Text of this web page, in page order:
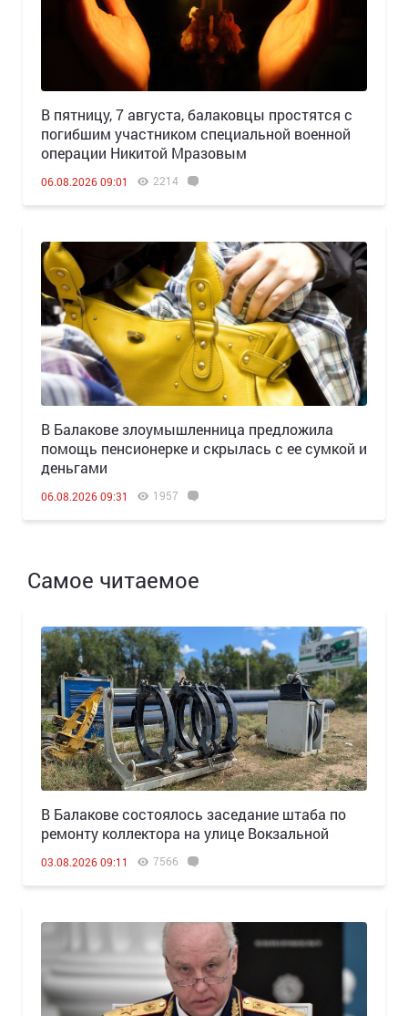
В пятницу, 7 августа, балаковцы простятся с
погибшим участником специальной военной
операции Никитой Мразовым
06.08.2026 09:01 2214
В Балакове злоумышленница предложила
помощь пенсионерке и скрылась с ее сумкой и
деньгами
06.08.2026 09:31 1957
Самое читаемое
В Балакове состоялось заседание штаба по
ремонту коллектора на улице Вокзальной
03.08.2026 09:11 7566